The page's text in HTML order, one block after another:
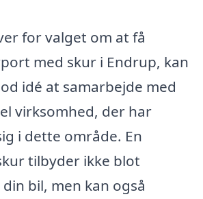
for valget om at få
med skur i Endrup, kan
idé at samarbejde med
virksomhed, der har
i dette område. En
tilbyder ikke blot
bil, men kan også